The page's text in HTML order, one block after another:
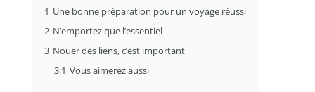
1 Une bonne préparation pour un voyage réussi
2 N’emportez que l’essentiel
3 Nouer des liens, c’est important
3.1 Vous aimerez aussi